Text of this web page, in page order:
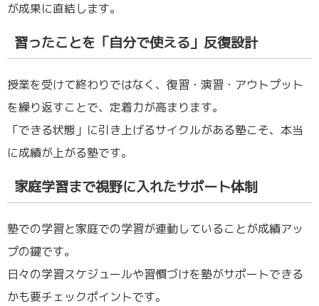
が成果に直結します。
習ったことを「自分で使える」反復設計
授業を受けて終わりではなく、復習・演習・アウトプット
を繰り返すことで、定着力が高まります。
「できる状態」に引き上げるサイクルがある塾こそ、本当
に成績が上がる塾です。
家庭学習まで視野に入れたサポート体制
塾での学習と家庭での学習が連動していることが成績アッ
プの鍵です。
日々の学習スケジュールや習慣づけを塾がサポートできる
かも要チェックポイントです。